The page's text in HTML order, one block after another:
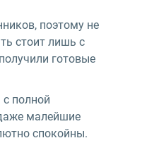
поэтому не
стоит лишь с
готовые
полной
малейшие
спокойны.